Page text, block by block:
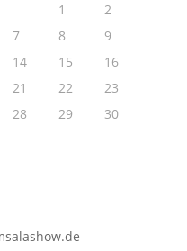
1
2
7 8
9
14 15
16
21 22
23
28 29
30